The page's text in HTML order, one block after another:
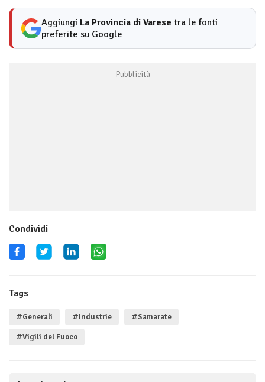
Aggiungi La Provincia di Varese tra le fonti
preferite su Google
Condividi
Tags
#Generali #industrie #Samarate
#Vigili del Fuoco